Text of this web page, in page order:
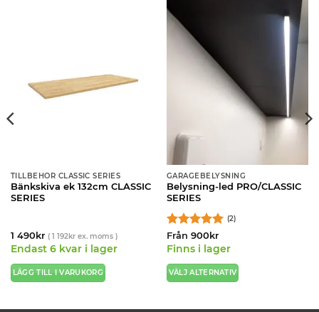
TILLBEHÖR CLASSIC SERIES
Bänkskiva ek 132cm CLASSIC
SERIES
1 490kr ( 1 192krex. moms )
Endast 6 kvar i lager
LÄGG TILL I VARUKORG
GARAGEBELYSNING
Belysning-led PRO/CLASSIC
SERIES
Betygsatt5
av 5
(2)
Från 900kr
Finns i lager
VÄLJ ALTERNATIV